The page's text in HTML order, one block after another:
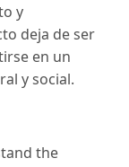
y
deja de ser
en un
y social.
the